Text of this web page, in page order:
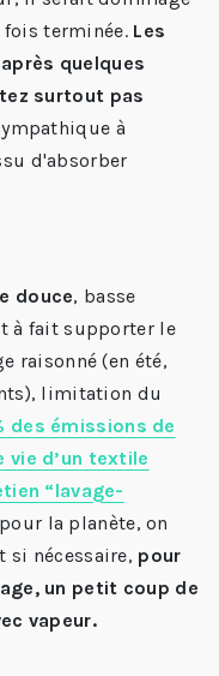
terminée. Les
quelques
surtout pas
à
d'absorber
douce, basse
à fait supporter le
raisonné (en été,
limitation du
des émissions de
vie d’un textile
“lavage-
la planète, on
si nécessaire, pour
un petit coup de
vapeur.